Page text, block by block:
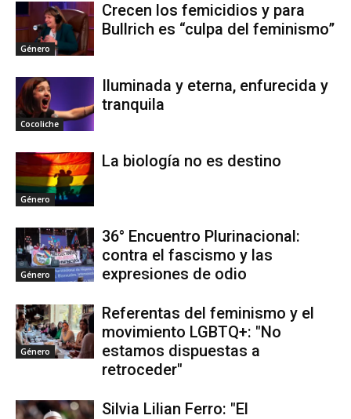
Género
Crecen los femicidios y para
Bullrich es “culpa del feminismo”
Cocoliche
Iluminada y eterna, enfurecida y
tranquila
Género
La biología no es destino
Género
36° Encuentro Plurinacional:
contra el fascismo y las
expresiones de odio
Género
Referentas del feminismo y el
movimiento LGBTQ+: "No
estamos dispuestas a
retroceder"
Silvia Lilian Ferro: "El